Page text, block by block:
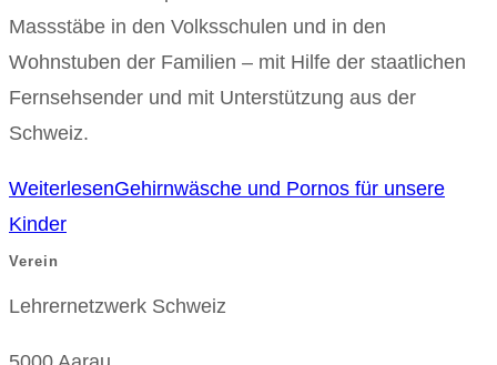
Massstäbe in den Volksschulen und in den
Wohnstuben der Familien – mit Hilfe der staatlichen
Fernsehsender und mit Unterstützung aus der
Schweiz.
WeiterlesenGehirnwäsche und Pornos für unsere
Kinder
Verein
Lehrernetzwerk Schweiz